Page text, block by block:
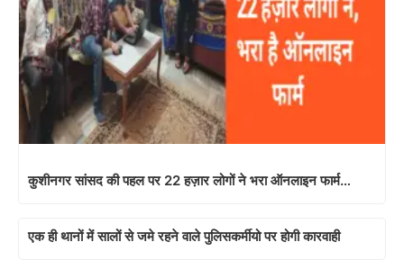
कुशीनगर सांसद की पहल पर 22 हज़ार लोगों ने भरा ऑनलाइन फार्म…
एक ही थानों में सालों से जमे रहने वाले पुलिसकर्मीयो पर होगी कारवाही